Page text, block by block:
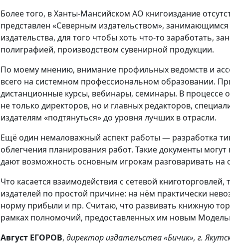
Более того, в Ханты-Мансийском АО книгоиздание
представлен «Северным издательством»,
издательства, для того чтобы хоть что-то заработать,
полиграфией, производством сувенирной продукции.
По моему мнению, внимание профильных ведомств и
всего на системном профессиональном образовании.
дистанционные курсы, вебинары, семинары. В процессе
не только директоров, но и главных редакторов,
издателям «подтянуться» до уровня лучших в отрасли.
Ещё один немаловажный аспект работы — разработка
облегчения планирования работ. Такие документы
дают возможность основным игрокам разговаривать на
Что касается взаимодействия с сетевой
издателей по простой причине: на нём практически
норму прибыли и пр. Считаю, что развивать книжную
рамках полномочий, предоставленных им новым
Август ЕГОРОВ, директор издательства «Бичик», г.